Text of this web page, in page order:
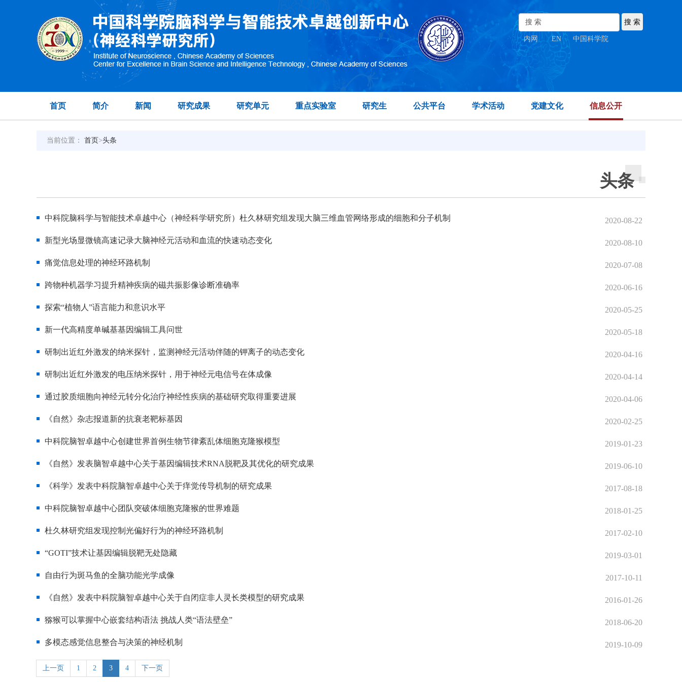
内网 EN | 中国科学院
首页 简介 新闻 研究成果 研究单元 重点实验室 研究生 公共平台 学术活动 党建文化 信息公开
当前位置： 首页>头条
头条
中科院脑科学与智能技术卓越中心（神经科学研究所）杜久林研究组发现大脑三维血管网络形成的细胞和分子机制 2020-08-22
新型光场显微镜高速记录大脑神经元活动和血流的快速动态变化 2020-08-10
痛觉信息处理的神经环路机制 2020-07-08
跨物种机器学习提升精神疾病的磁共振影像诊断准确率 2020-06-16
探索“植物人”语言能力和意识水平 2020-05-25
新一代高精度单碱基基因编辑工具问世 2020-05-18
研制出近红外激发的纳米探针，监测神经元活动伴随的钾离子的动态变化 2020-04-16
研制出近红外激发的电压纳米探针，用于神经元电信号在体成像 2020-04-14
通过胶质细胞向神经元转分化治疗神经性疾病的基础研究取得重要进展 2020-04-06
《自然》杂志报道新的抗衰老靶标基因 2020-02-25
中科院脑智卓越中心创建世界首例生物节律紊乱体细胞克隆猴模型 2019-01-23
《自然》发表脑智卓越中心关于基因编辑技术RNA脱靶及其优化的研究成果 2019-06-10
《科学》发表中科院脑智卓越中心关于痒觉传导机制的研究成果 2017-08-18
中科院脑智卓越中心团队突破体细胞克隆猴的世界难题 2018-01-25
杜久林研究组发现控制光偏好行为的神经环路机制 2017-02-10
“GOTI”技术让基因编辑脱靶无处隐藏 2019-03-01
自由行为斑马鱼的全脑功能光学成像 2017-10-11
《自然》发表中科院脑智卓越中心关于自闭症非人灵长类模型的研究成果 2016-01-26
猕猴可以掌握中心嵌套结构语法 挑战人类“语法壁垒” 2018-06-20
多模态感觉信息整合与决策的神经机制 2019-10-09
上一页 1 2 3 4 下一页